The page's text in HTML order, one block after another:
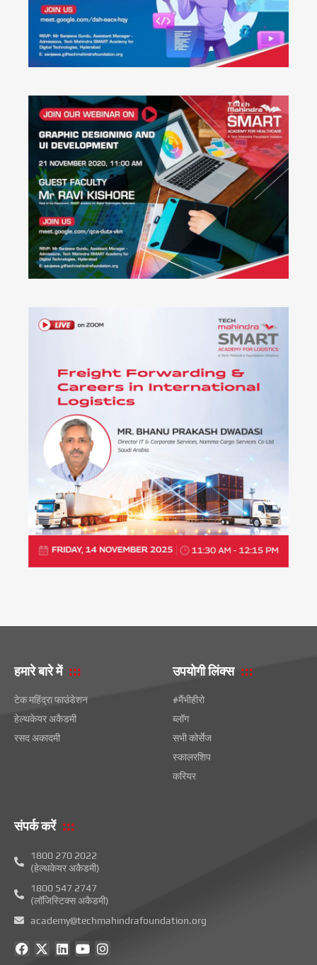
हमारे बारे में
टेक महिंद्रा फाउंडेशन
हेल्थकेयर अकैडमी
रसद अकादमी
उपयोगी लिंक्स
#मैंभीहीरो
ब्लॉग
सभी कोर्सेज
स्कालरशिप
करियर
संपर्क करें
1800 270 2022
(हेल्थकेयर अकैडमी)
1800 547 2747
(लॉजिस्टिक्स अकैडमी)
academy@techmahindrafoundation.org
फे
स
-
L
i
ट्यू
i
n